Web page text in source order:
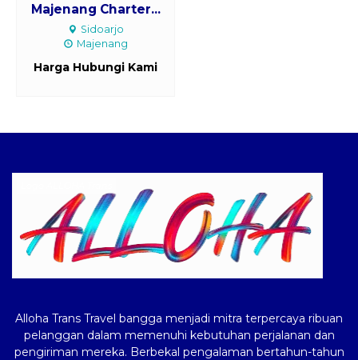
Majenang Charter...
Sidoarjo
Majenang
Harga Hubungi Kami
Alloha Trans Travel bangga menjadi mitra terpercaya ribuan
pelanggan dalam memenuhi kebutuhan perjalanan dan
pengiriman mereka. Berbekal pengalaman bertahun-tahun